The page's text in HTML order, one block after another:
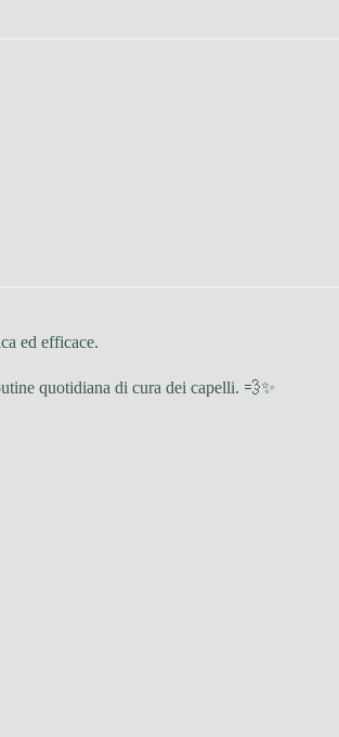
ed efficace.
quotidiana di cura dei capelli. 💨✨